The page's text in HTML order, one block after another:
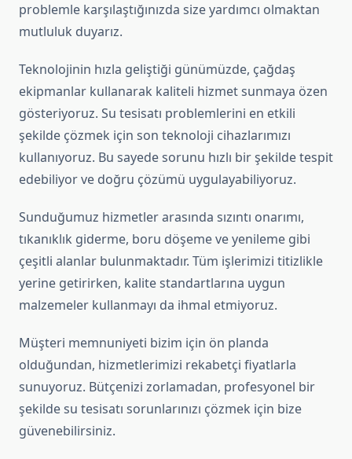
problemle karşılaştığınızda size yardımcı olmaktan
mutluluk duyarız.
Teknolojinin hızla geliştiği günümüzde, çağdaş
ekipmanlar kullanarak kaliteli hizmet sunmaya özen
gösteriyoruz. Su tesisatı problemlerini en etkili
şekilde çözmek için son teknoloji cihazlarımızı
kullanıyoruz. Bu sayede sorunu hızlı bir şekilde tespit
edebiliyor ve doğru çözümü uygulayabiliyoruz.
Sunduğumuz hizmetler arasında sızıntı onarımı,
tıkanıklık giderme, boru döşeme ve yenileme gibi
çeşitli alanlar bulunmaktadır. Tüm işlerimizi titizlikle
yerine getirirken, kalite standartlarına uygun
malzemeler kullanmayı da ihmal etmiyoruz.
Müşteri memnuniyeti bizim için ön planda
olduğundan, hizmetlerimizi rekabetçi fiyatlarla
sunuyoruz. Bütçenizi zorlamadan, profesyonel bir
şekilde su tesisatı sorunlarınızı çözmek için bize
güvenebilirsiniz.